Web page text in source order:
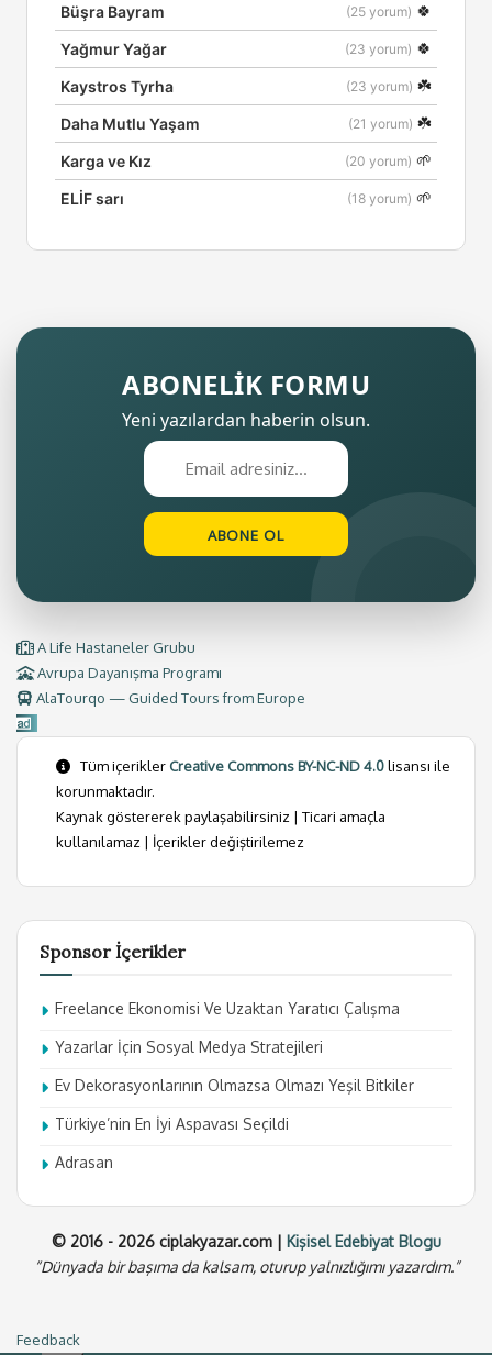
Büşra Bayram (25 yorum) 🍀
Yağmur Yağar (23 yorum) 🍀
Kaystros Tyrha (23 yorum) ☘️
Daha Mutlu Yaşam (21 yorum) ☘️
Karga ve Kız (20 yorum) 🌱
ELİF sarı (18 yorum) 🌱
ABONELİK FORMU
Yeni yazılardan haberin olsun.
A Life Hastaneler Grubu
Avrupa Dayanışma Programı
AlaTourqo — Guided Tours from Europe
Tüm içeriklerCreative Commons BY-NC-ND 4.0lisansı ile
korunmaktadır.
Kaynak göstererek paylaşabilirsiniz | Ticari amaçla
kullanılamaz | İçerikler değiştirilemez
Sponsor İçerikler
Freelance Ekonomisi Ve Uzaktan Yaratıcı Çalışma
Yazarlar İçin Sosyal Medya Stratejileri
Ev Dekorasyonlarının Olmazsa Olmazı Yeşil Bitkiler
Türkiye’nin En İyi Aspavası Seçildi
Adrasan
© 2016 - 2026 ciplakyazar.com | Kişisel Edebiyat Blogu
“Dünyada bir başıma da kalsam, oturup yalnızlığımı yazardım.”
Feedback